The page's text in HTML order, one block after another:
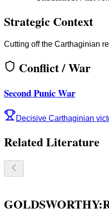
Strategic Context
Cutting off the Carthaginian
Conflict / War
Second Punic War
Decisive Carthaginian
Related Literature